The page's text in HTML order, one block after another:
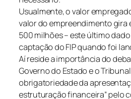
Usualmente, o valor
valor do empreendimento gira
500 milhões – este último
captação do FIP quando foi
Aí reside a importância do
Governo do Estado e o
obrigatoriedade da
estruturação financeira” pelo